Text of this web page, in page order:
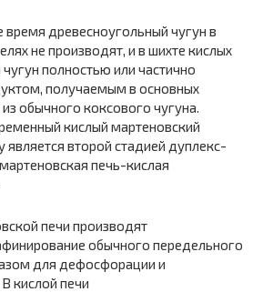
древесноугольный чугун в
не производят, и в шихте кислых
полностью или частично
получаемым в основных
обычного коксового чугуна.
кислый мартеновский
является второй стадией дуплекс-
печь-кислая
печи производят
обычного передельного
для дефосфорации и
кислой печи